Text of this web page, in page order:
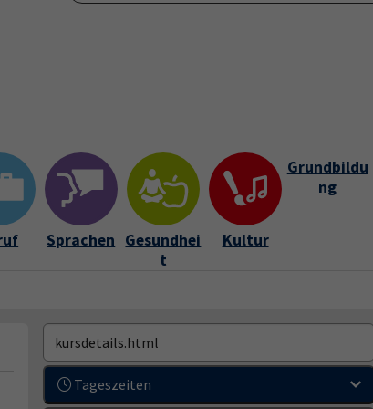
Sprachen Gesundhei
t
Kultur
Grundbildu
ng
Tageszeiten